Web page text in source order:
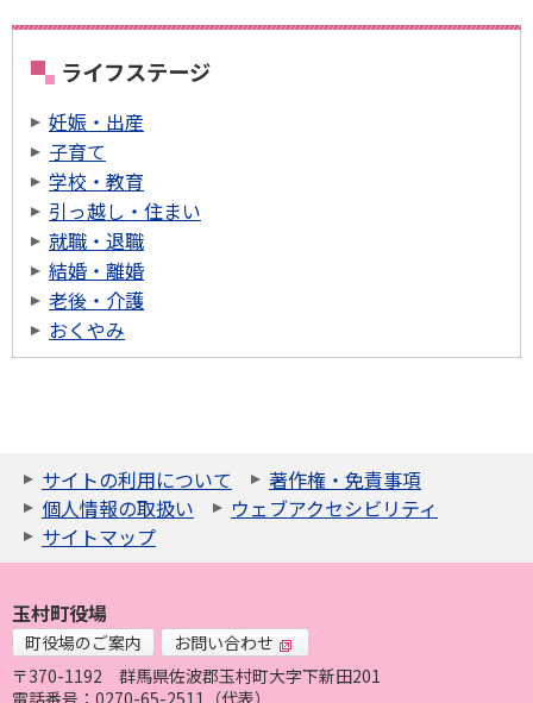
ライフステージ
妊娠・出産
子育て
学校・教育
引っ越し・住まい
就職・退職
結婚・離婚
老後・介護
おくやみ
サイトの利用について
著作権・免責事項
個人情報の取扱い
ウェブアクセシビリティ
サイトマップ
玉村町役場
町役場のご案内
お問い合わせ
〒370-1192
群馬県佐波郡玉村町大字下新田201